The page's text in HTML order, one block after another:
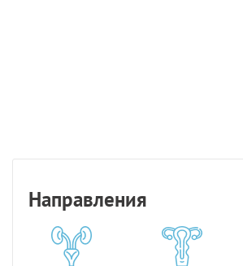
Направления